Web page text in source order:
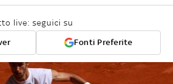
live: seguici su
Fonti Preferite